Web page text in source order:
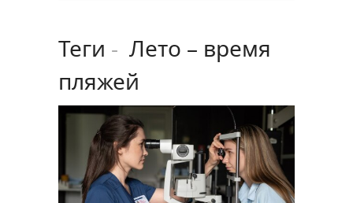
Теги - Лето – время
пляжей